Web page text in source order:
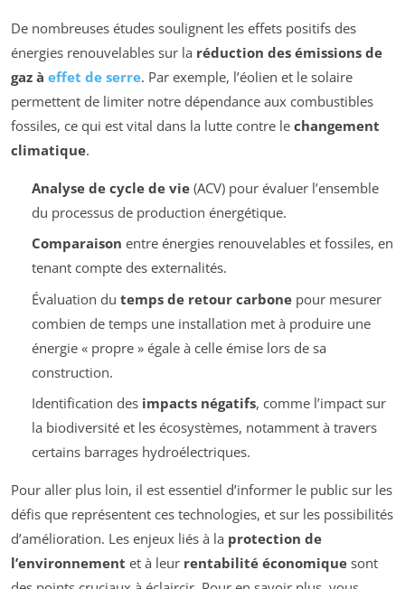
De nombreuses études soulignent les effets positifs des
énergies renouvelables sur la réduction des émissions de
gaz à effet de serre. Par exemple, l’éolien et le solaire
permettent de limiter notre dépendance aux combustibles
fossiles, ce qui est vital dans la lutte contre le changement
climatique.
Analyse de cycle de vie(ACV) pour évaluer l’ensemble
du processus de production énergétique.
Comparaison entre énergies renouvelables et fossiles, en
tenant compte des externalités.
Évaluation du temps de retour carbonepour mesurer
combien de temps une installation met à produire une
énergie « propre » égale à celle émise lors de sa
construction.
Identification des impacts négatifs, comme l’impact sur
la biodiversité et les écosystèmes, notamment à travers
certains barrages hydroélectriques.
Pour aller plus loin, il est essentiel d’informer le public sur les
défis que représentent ces technologies, et sur les possibilités
d’amélioration. Les enjeux liés à la protection de
l’environnement et à leur rentabilité économique sont